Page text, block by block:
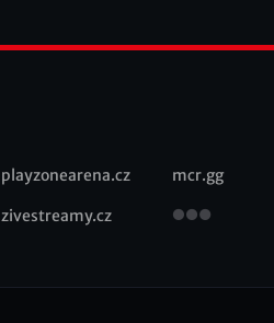
playzonearena.cz mcr.gg
zivestreamy.cz